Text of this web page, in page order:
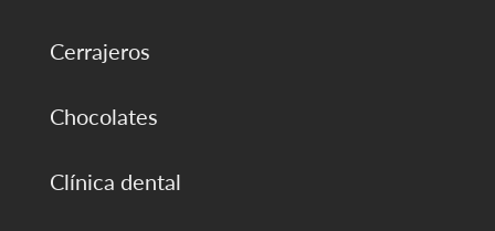
Cerrajeros
Chocolates
Clínica dental